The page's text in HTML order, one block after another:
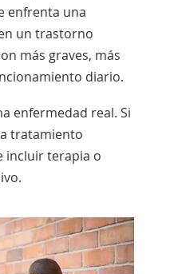
enfrenta una
un trastorno
más graves, más
diario.
enfermedad real. Si
tratamiento
incluir terapia o